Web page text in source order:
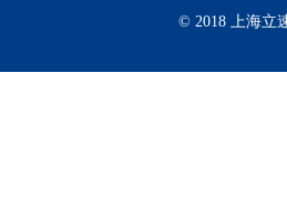
© 2018 上海立